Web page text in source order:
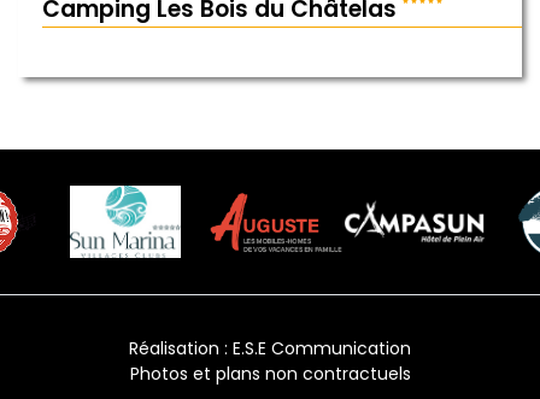
Camping Les Bois du Châtelas
Réalisation : E.S.E Communication
Photos et plans non contractuels